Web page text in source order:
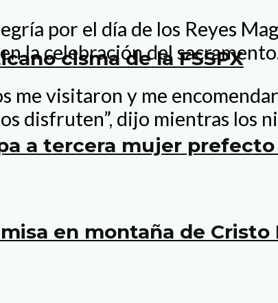
cisma de la FSSPX
a tercera mujer
en montaña de
por el día de los Reyes
la celebración del
me visitaron y me
disfruten”, dijo mientras los